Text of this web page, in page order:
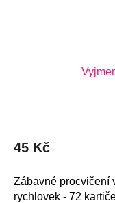
je
5
hvězdiček.
45 Kč
Zábavné procvičení
rychlovek - 72